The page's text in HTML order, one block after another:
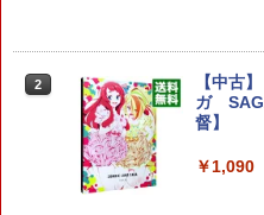
【特典】
船＆か
2
[メール
蝶〜
【中古
￥3,258
2
【中古
ガ
督】
￥1,090